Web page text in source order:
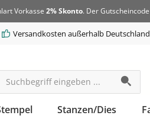
Vorkasse 2% Skonto. Der
Versandkosten außerhalb
Stanzen/Dies